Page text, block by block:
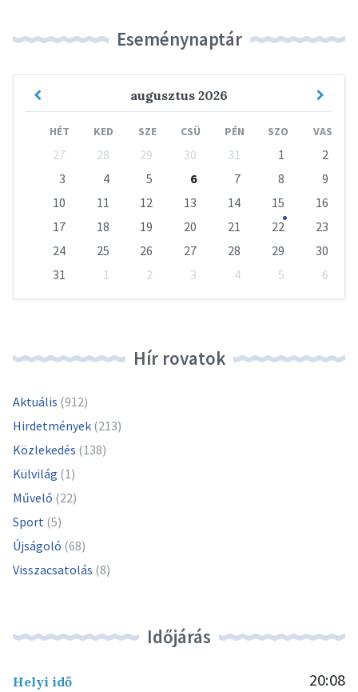
Eseménynaptár
augusztus 2026
Previous
HÉT KED SZE CSÜ PÉN SZO VAS
calendar
27 28 29 30 31 1
2
3
4 5 6 7 8
9
10
11 12 13 14 15
16
17
18 19 20 21 22
23
24
25 26 27 28 29
30
31
1 2 3 4 5
6
Hír rovatok
Aktuális (912)
Hirdetmények (213)
Közlekedés (138)
Külvilág (1)
Művelő (22)
Sport (5)
Újságoló (68)
Visszacsatolás (8)
Időjárás
Helyi idő 20:08